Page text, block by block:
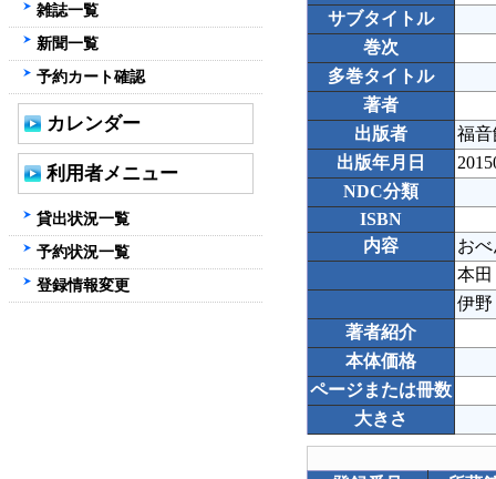
サブタイトル
巻次
多巻タイトル
著者
出版者
福
出版年月日
NDC分類
ISBN
内容
お
本
伊
著者紹介
本体価格
ページまたは冊数
大きさ
雑誌一覧
新聞一覧
予約カート確認
カレンダー
利用者メニュー
貸出状況一覧
予約状況一覧
登録情報変更